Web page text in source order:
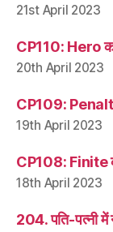
21st April 2023
CP110: Hero का
20th April 2023
CP109:
19th April 2023
CP108: Finite
18th April 2023
204. पति-पत्नी में